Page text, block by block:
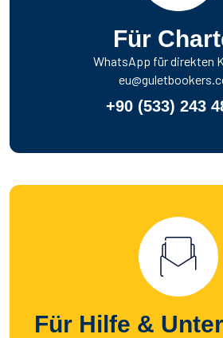
Für
WhatsApp für direkten
+90 (533) 243
Für Hilfe &